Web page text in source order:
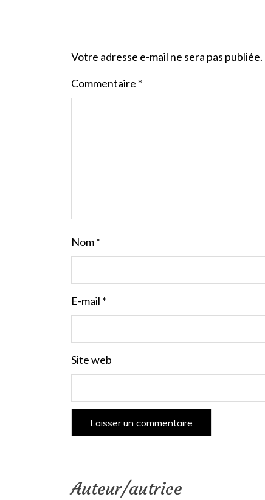
Votre adresse e-mail ne sera pas publiée.
Commentaire *
Nom*
E-mail *
Site web
Auteur/autrice